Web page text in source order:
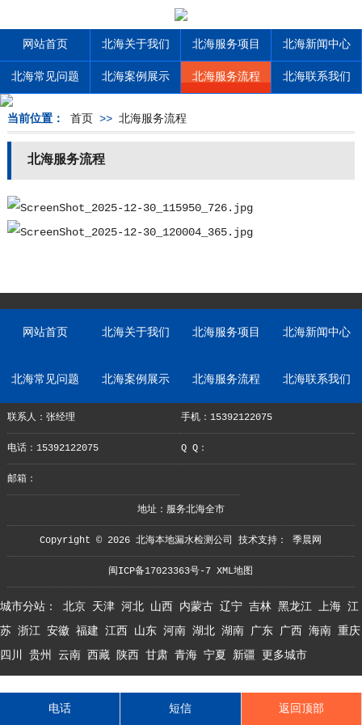
网站首页 北海关于我们 北海服务项目 北海新闻中心
北海常见问题 北海案例展示 北海服务流程 北海联系我们
当前位置： 首页 >> 北海服务流程
北海服务流程
网站首页 北海关于我们 北海服务项目 北海新闻中心
北海常见问题 北海案例展示 北海服务流程 北海联系我们
联系人：张经理 手机：15392122075
电话：15392122075 Q Q：
邮箱：
地址：服务北海全市
Copyright © 2026 北海本地漏水检测公司 技术支持：季晨网
闽ICP备17023363号-7 XML地图
城市分站： 北京 天津 河北 山西 内蒙古 辽宁 吉林 黑龙江 上海 江
苏 浙江 安徽 福建 江西 山东 河南 湖北 湖南 广东 广西 海南 重庆
四川
贵州 云南 西藏 陕西 甘肃 青海 宁夏 新疆 更多城市
电话 短信 返回顶部